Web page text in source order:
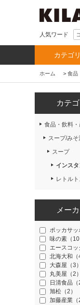
人気ワード
カテゴ
ホーム > 食品
カテ
食品・飲料
スープ/みそ
スープ
インス
レトル
メー
ポッカサッ
味の素（10
エースコッ
北海大和（
大森屋（3）
丸美屋（2）
日清食品（
旭松（2）
加藤産業（